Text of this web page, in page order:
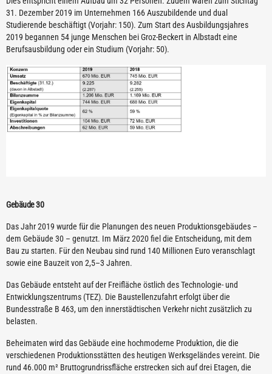
31. Dezember 2019 im Unternehmen 166 Auszubildende und dual
Studierende beschäftigt (Vorjahr: 150). Zum Start des Ausbildungsjahres
2019 begannen 54 junge Menschen bei Groz-Beckert in Albstadt eine
Berufsausbildung oder ein Studium (Vorjahr: 50).
Gebäude 30
Das Jahr 2019 wurde für die Planungen des neuen Produktionsgebäudes –
dem Gebäude 30 – genutzt. Im März 2020 fiel die Entscheidung, mit dem
Bau zu starten. Für den Neubau sind rund 140 Millionen Euro veranschlagt
sowie eine Bauzeit von 2,5–3 Jahren.
Das Gebäude entsteht auf der Freifläche östlich des Technologie- und
Entwicklungszentrums (TEZ). Die Baustellenzufahrt erfolgt über die
Bundesstraße B 463, um den innerstädtischen Verkehr nicht zusätzlich zu
belasten.
Beheimaten wird das Gebäude eine hochmoderne Produktion, die die
verschiedenen Produktionsstätten des heutigen Werksgeländes vereint. Die
rund 46.000 m² Bruttogrundrissfläche erstrecken sich auf drei Etagen, die